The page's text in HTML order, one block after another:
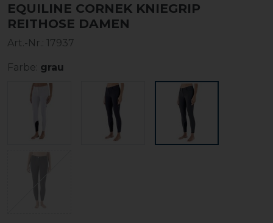
EQUILINE CORNEK KNIEGRIP
REITHOSE DAMEN
Art.-Nr.: 17937
Farbe: grau